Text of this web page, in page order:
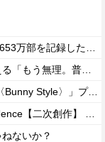
【フレームアームズ・ガール】「ドゥルガーI〈Bunny Style〉」プラモデル【駿河屋 予約開始】
ないか？